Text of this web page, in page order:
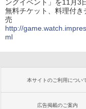
ングイベント」を11月3
無料チケット、料理付
売
http://
ml
本サイトのご利用につい
広告掲載のご案内